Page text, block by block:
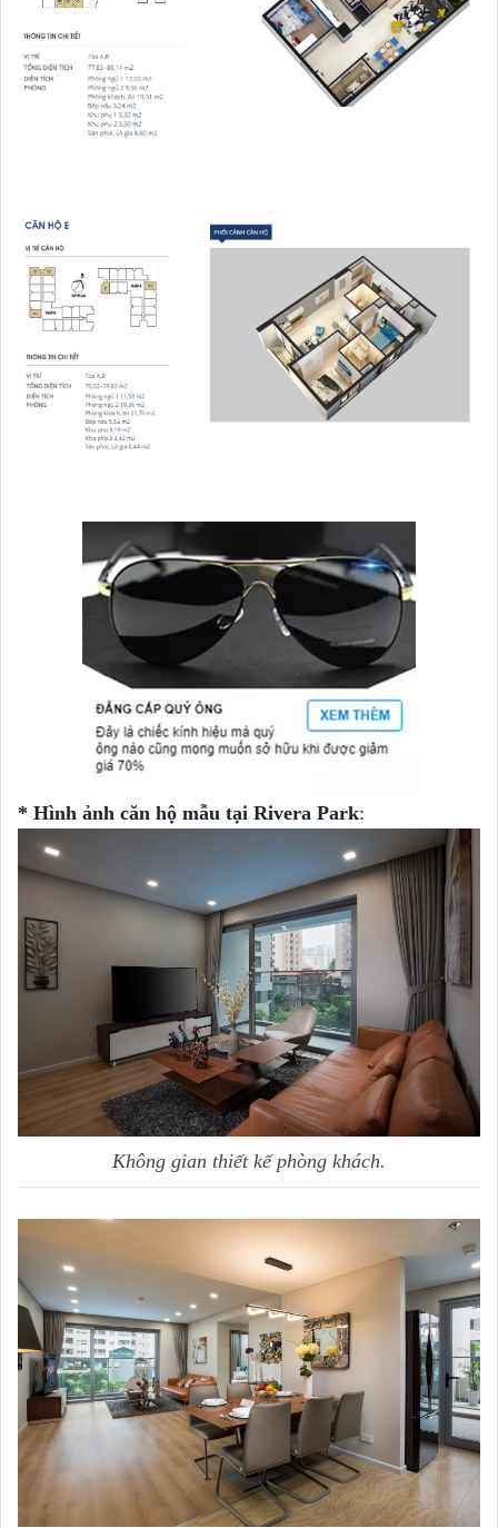
* Hình ảnh căn hộ mẫu tại Rivera Park:
Không gian thiết kế phòng khách.